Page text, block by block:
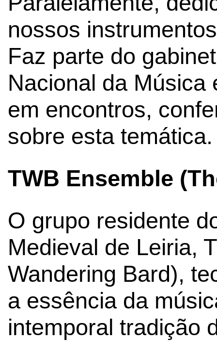
nossos
Faz parte do
Nacional da Música
em encontros,
sobre esta temática.
TWB Ensemble
O grupo residente
Medieval de Leiria,
Wandering Bard),
a essência da
intemporal tradição